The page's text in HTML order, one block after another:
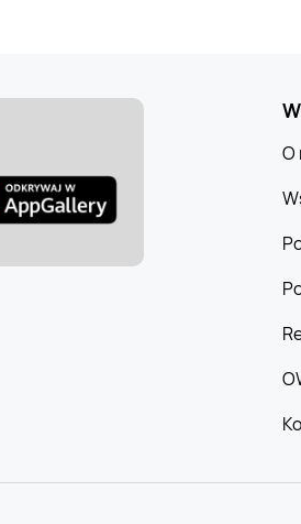
O